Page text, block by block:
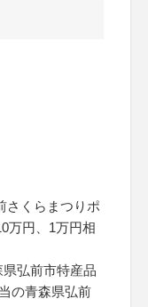
くらまつりポ
万円、1万円相
弘前市特産品
の青森県弘前